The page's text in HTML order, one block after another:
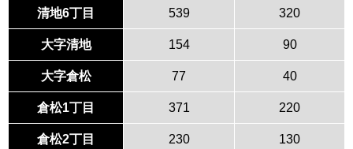
清地6丁目 539 320
大字清地 154 90
大字倉松 77 40
倉松1丁目 371 220
倉松2丁目 230 130